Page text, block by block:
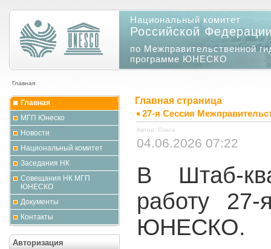
Национальный комитет
Российской
по Межправительственной
программе ЮНЕСКО
Главная
Главная
МГП Юнеско
Новости
Национальный комитет
Заседания НК
Совещания НК МГП
ЮНЕСКО
Документы
Контакты
Авторизация
Главная страница
27-я Сессия
Автор: Ольга
04.06.2026 07:22
В Штаб-
работу
ЮНЕСКО.